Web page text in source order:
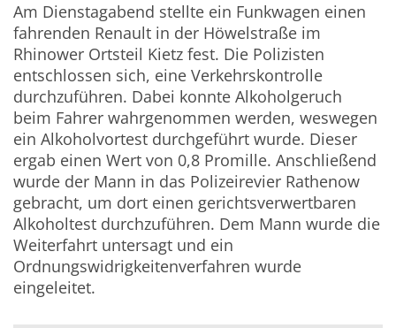
Am Dienstagabend stellte ein Funkwagen einen
fahrenden Renault in der Höwelstraße im
Rhinower Ortsteil Kietz fest. Die Polizisten
entschlossen sich, eine Verkehrskontrolle
durchzuführen. Dabei konnte Alkoholgeruch
beim Fahrer wahrgenommen werden, weswegen
ein Alkoholvortest durchgeführt wurde. Dieser
ergab einen Wert von 0,8 Promille. Anschließend
wurde der Mann in das Polizeirevier Rathenow
gebracht, um dort einen gerichtsverwertbaren
Alkoholtest durchzuführen. Dem Mann wurde die
Weiterfahrt untersagt und ein
Ordnungswidrigkeitenverfahren wurde
eingeleitet.